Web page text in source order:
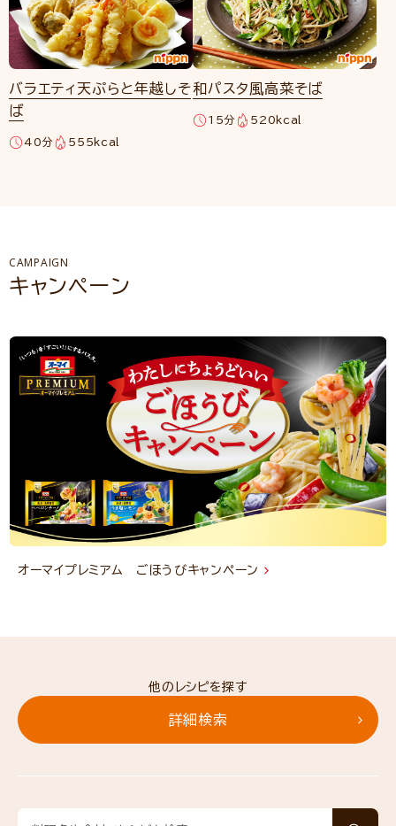
バラエティ天ぷらと年越しそ
ば
40分 555kcal
和パスタ風高菜そば
15分 520kcal
CAMPAIGN
キャンペーン
オーマイプレミアム ごほうびキャンペーン
他のレシピを探す
詳細検索